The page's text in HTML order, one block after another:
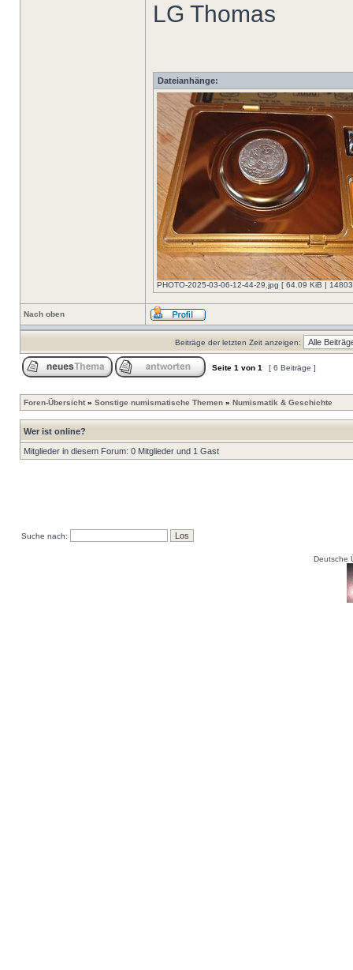
LG Thomas
Dateianhänge:
PHOTO-2025-03-06-12-44-29.jpg [ 64.09 KiB |
Nach oben
Beiträge der letzten Zeit anzeigen:
Seite 1 von 1 [ 6 Beiträge ]
Foren-Übersicht » Sonstige numismatische Themen » Numismatik & Geschichte
Wer ist online?
Mitglieder in diesem Forum: 0 Mitglieder und 1 Gast
Suche nach:
Deutsche